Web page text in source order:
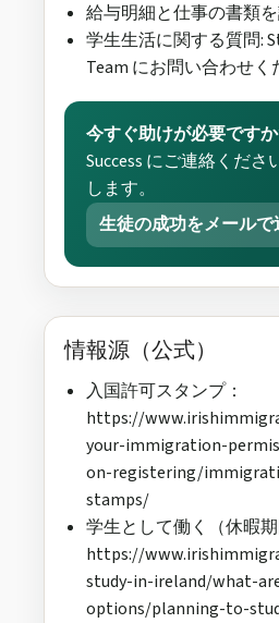
給与明細と仕事の書類
学生生活に関する質問:
Team にお問い合わせく
今すぐ助けが必要です
Success にご連絡くださ
します。
生徒の成功をメールで
情報源（公式）
入国許可スタンプ：
https://
your-immigration-
on-registering/
stamps/
学生として働く（休暇期
https://
study-in-ireland/what-
options/planning-to-